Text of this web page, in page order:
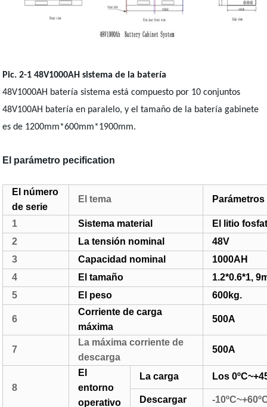
Pic. 2-1 48V1000AH sistema de la batería
48V1000AH batería sistema está compuesto por 10 conjuntos
48V100AH batería en paralelo, y el tamaño de la batería gabinete
es de 1200mm*600mm*1900mm.
El parámetro pecification
El número
de serie
El tema
1 Sistema material
El litio
2
La tensión nominal
48V
3
Capacidad nominal
1000AH
4
El tamaño
1.2*0.6*1,
5
El peso 600kg.
6
Corriente de carga
máxima
500A
7
La máxima corriente de
descarga
500A
8
El
entorno
operativo
La carga Los
Descargar -